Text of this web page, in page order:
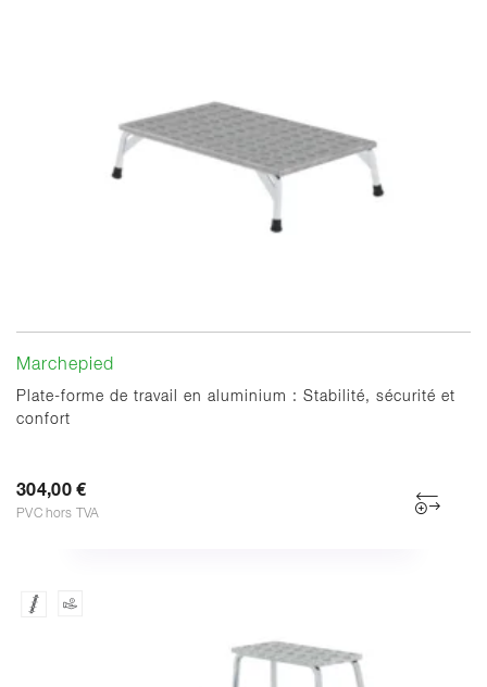
Marchepied
Plate-forme de travail en aluminium : Stabilité, sécurité et
confort
304,00 €
PVC hors TVA